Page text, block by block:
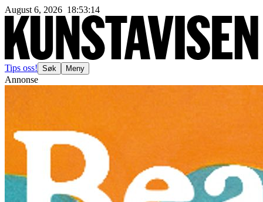
August 6, 2026 18:53:16
Tips oss! Søk Meny
Annonse